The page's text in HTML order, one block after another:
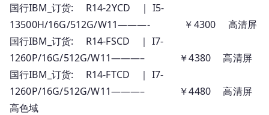
国行IBM_订货: R14-2YCD ｜ I5-
13500H/16G/512G/W11———- ￥4300 高清屏
国行IBM_订货: R14-FSCD ｜ I7-
1260P/16G/512G/W11———– ￥4380 高清屏
国行IBM_订货: R14-FTCD ｜ I7-
1260P/16G/512G/W11———– ￥4480 高清屏
高色域